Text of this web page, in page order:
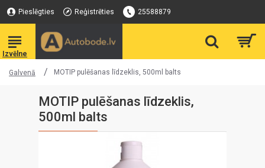
Pieslēgties Reģistrēties 25588879
Galvenā MOTIP pulēšanas līdzeklis, 500ml balts
MOTIP pulēšanas līdzeklis,
500ml balts